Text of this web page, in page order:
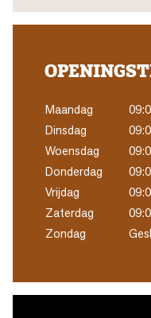
Maandag
Dinsdag
Woensdag
Donderdag
Vrijdag
Zaterdag
Zondag